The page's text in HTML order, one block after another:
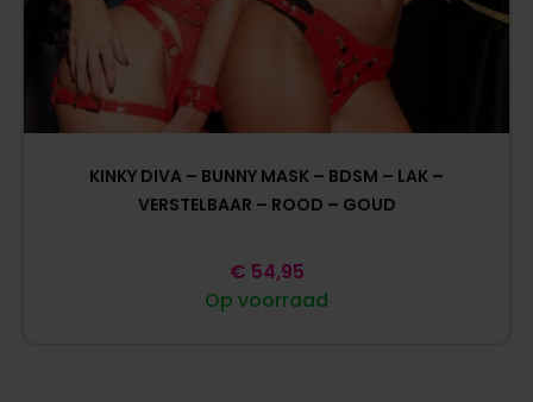
KINKY DIVA – BUNNY MASK – BDSM – LAK –
VERSTELBAAR – ROOD – GOUD
Op voorraad
€ 54,95